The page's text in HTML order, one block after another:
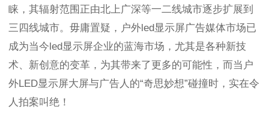
睐，其辐射范围正由北上广深等一二线城市逐步扩展到
三四线城市。毋庸置疑，户外led显示屏广告媒体市场已
成为当今led显示屏企业的蓝海市场，尤其是各种新技
术、新创意的变革，为其带来了更多的可能性，而当户
外LED显示屏大屏与广告人的“奇思妙想”碰撞时，实在令
人拍案叫绝！